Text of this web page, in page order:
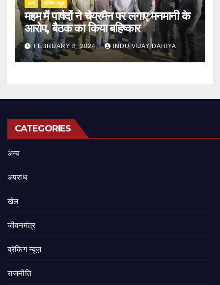
अन्य ब्रेकिंग न्यूज़
महम में पार्षदों ने चेयरमैन पर लगाए मनमानी के
आरोप, बैठक का किया बहिष्कार
FEBRUARY 8, 2024 INDU VIJAY DAHIYA
CATEGORIES
अन्य
अपराध
खेल
जीवनमंत्र
ब्रेकिंग न्यूज़
राजनीति